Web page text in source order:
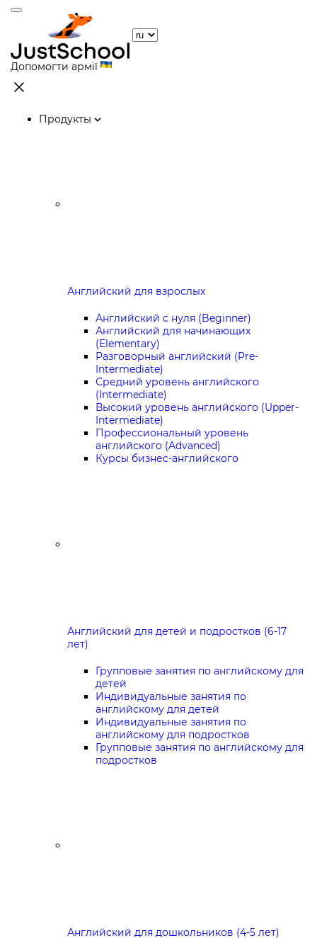
Допомогти армії
Продукты
Английский для взрослых
Английский с нуля (Beginner)
Английский для начинающих
(Elementary)
Разговорный английский (Pre-
Intermediate)
Средний уровень английского
(Intermediate)
Высокий уровень английского (Upper-
Intermediate)
Профессиональный уровень
английского (Advanced)
Курсы бизнес-английского
Английский для детей и подростков (6-17
лет)
Групповые занятия по английскому для
детей
Индивидуальные занятия по
английскому для детей
Индивидуальные занятия по
английскому для подростков
Групповые занятия по английскому для
подростков
Английский для дошкольников (4-5 лет)